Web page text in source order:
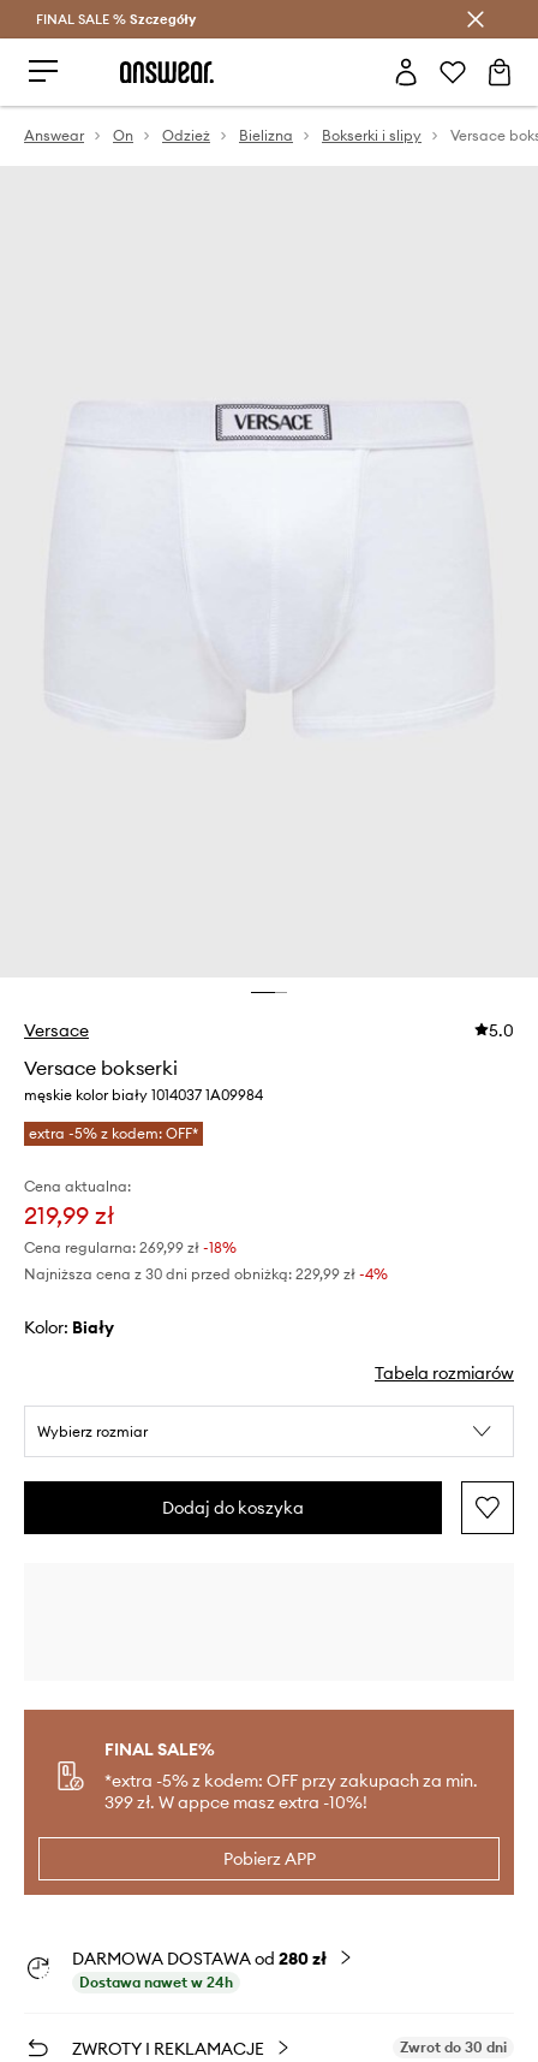
Oszczędzaj z Answear Club >
FINAL SALE % Szczegóły
Answear On Odzież Bielizna Bokserki i slipy Versace
Versace 5.0
Versace bokserki
męskie kolor biały 1014037 1A09984
extra -5% z kodem: OFF*
Cena aktualna:
219,99 zł
Cena regularna: 269,99 zł -18%
Najniższa cena z 30 dni przed obniżką: 229,99 zł -4%
Kolor: biały
Tabela rozmiarów
Wybierz rozmiar
Dodaj do koszyka
FINAL SALE%
*extra -5% z kodem: OFF przy zakupach za min.
399 zł. W appce masz extra -10%!
Pobierz APP
DARMOWA DOSTAWA od 280 zł
Dostawa nawet w 24h
ZWROTY I REKLAMACJE Zwrot do 30 dni